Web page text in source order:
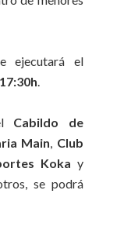
ejecutará el
.
Cabildo de
Main, Club
Koka y
se podrá